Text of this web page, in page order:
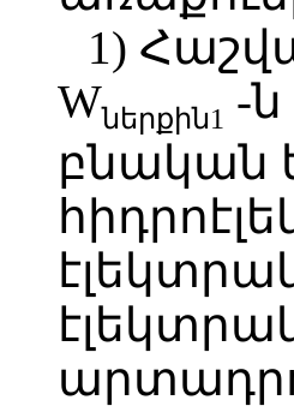
1)
Wներքին1 -
բնական